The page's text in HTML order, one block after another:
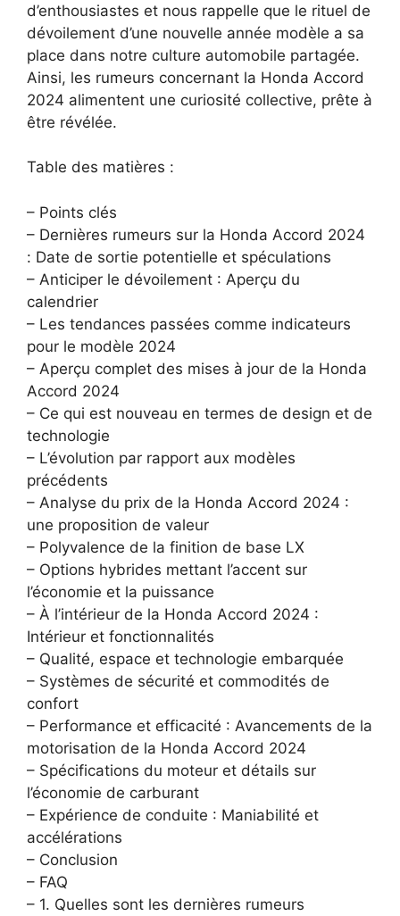
d’enthousiastes et nous rappelle que le rituel de
dévoilement d’une nouvelle année modèle a sa
place dans notre culture automobile partagée.
Ainsi, les rumeurs concernant la Honda Accord
2024 alimentent une curiosité collective, prête à
être révélée.
Table des matières :
– Points clés
– Dernières rumeurs sur la Honda Accord 2024
: Date de sortie potentielle et spéculations
– Anticiper le dévoilement : Aperçu du
calendrier
– Les tendances passées comme indicateurs
pour le modèle 2024
– Aperçu complet des mises à jour de la Honda
Accord 2024
– Ce qui est nouveau en termes de design et de
technologie
– L’évolution par rapport aux modèles
précédents
– Analyse du prix de la Honda Accord 2024 :
une proposition de valeur
– Polyvalence de la finition de base LX
– Options hybrides mettant l’accent sur
l’économie et la puissance
– À l’intérieur de la Honda Accord 2024 :
Intérieur et fonctionnalités
– Qualité, espace et technologie embarquée
– Systèmes de sécurité et commodités de
confort
– Performance et efficacité : Avancements de la
motorisation de la Honda Accord 2024
– Spécifications du moteur et détails sur
l’économie de carburant
– Expérience de conduite : Maniabilité et
accélérations
– Conclusion
– FAQ
– 1. Quelles sont les dernières rumeurs